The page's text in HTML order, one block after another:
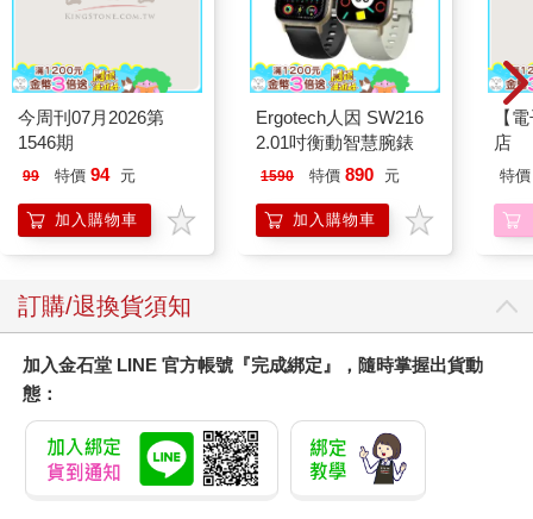
今周刊07月2026第
1546期
99 特價 94 元
加入購物車
Ergotech人因 SW216
2.01吋衡動智慧腕錶
1590 特價 890 元
加入購物車
【
店
特價
訂購/退換貨須知
加入金石堂 LINE 官方帳號『完成綁定』，隨時掌握出貨動
態：